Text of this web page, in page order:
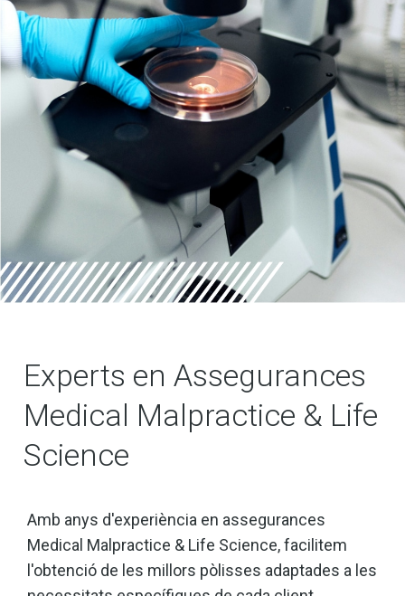
Experts en Assegurances
Medical Malpractice & Life
Science
Amb anys d'experiència en assegurances
Medical Malpractice & Life Science, facilitem
l'obtenció de les millors pòlisses adaptades a les